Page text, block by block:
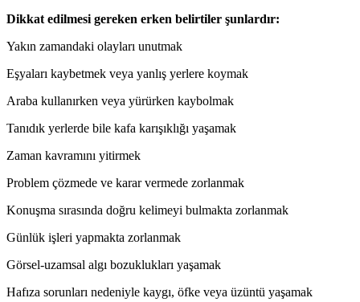
Dikkat edilmesi gereken erken belirtiler şunlardır:
Yakın zamandaki olayları unutmak
Eşyaları kaybetmek veya yanlış yerlere koymak
Araba kullanırken veya yürürken kaybolmak
Tanıdık yerlerde bile kafa karışıklığı yaşamak
Zaman kavramını yitirmek
Problem çözmede ve karar vermede zorlanmak
Konuşma sırasında doğru kelimeyi bulmakta zorlanmak
Günlük işleri yapmakta zorlanmak
Görsel-uzamsal algı bozuklukları yaşamak
Hafıza sorunları nedeniyle kaygı, öfke veya üzüntü yaşamak